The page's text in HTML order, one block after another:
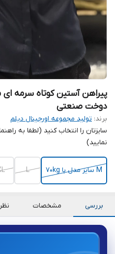
پیراهن آستین کوتاه سرمه ای
دوخت صنعتی
برند: تولید مجموعه اورجینال دیلم
سایزتان را انتخاب کنید (لطفا به
نمایید)
M سایز مدل با 70kg L
بررسی مشخصات